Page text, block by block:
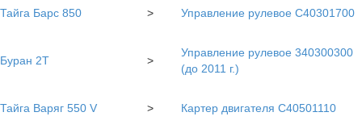
Тайга Барс 850 > Управление рулевое С40301700
Буран 2Т >
Управление рулевое 340300300
(до 2011 г.)
Тайга Варяг 550 V > Картер двигателя С40501110